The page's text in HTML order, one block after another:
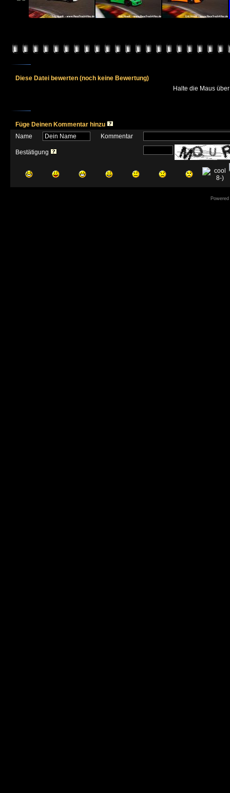
Diese Datei bewerten (noch keine Bewertung)
Halte die Maus
Füge Deinen Kommentar hinzu
Name
Kommentar
Bestätigung